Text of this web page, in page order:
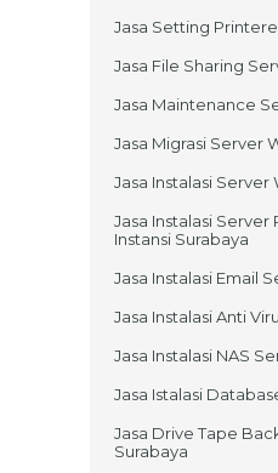
Jasa Setting
Jasa File Sharing
Jasa Maintenance
Jasa Migrasi Server
Jasa Instalasi
Jasa Instalasi Server
Instansi Surabaya
Jasa Instalasi Email
Jasa Instalasi Anti
Jasa Instalasi NAS
Jasa Istalasi
Jasa Drive Tape
Surabaya